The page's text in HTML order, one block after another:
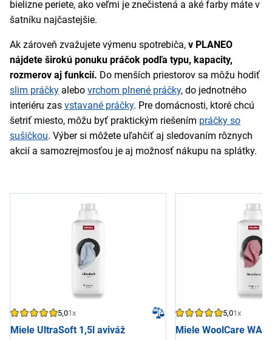
bielizne periete, ako veľmi je znečistená a aké farby máte v
šatníku najčastejšie.
Ak zároveň zvažujete výmenu spotrebiča, v PLANEO
nájdete širokú ponuku práčok podľa typu, kapacity,
rozmerov aj funkcií. Do menších priestorov sa môžu hodiť
slim práčky alebo vrchom plnené práčky, do jednotného
interiéru zas vstavané práčky. Pre domácnosti, ktoré chcú
šetriť miesto, môžu byť praktickým riešením práčky so
sušičkou. Výber si môžete uľahčiť aj sledovaním rôznych
akcií a samozrejmosťou je aj možnosť nákupu na splátky.
5,01x
Miele UltraSoft 1,5l aviváž
5,01x
Miele WoolCare WA